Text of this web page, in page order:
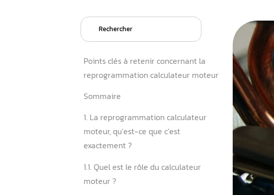
Points clés à retenir concernant la
reprogrammation calculateur moteur
Sommaire
1. La reprogrammation calculateur
moteur, qu’est-ce que c’est